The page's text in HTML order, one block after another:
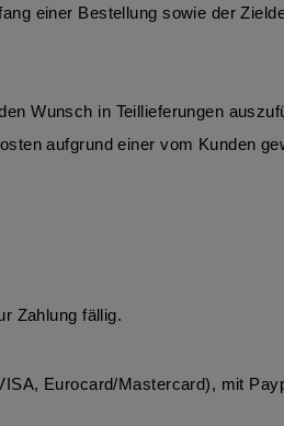
einer Bestellung sowie der
Wunsch in Teillieferungen
aufgrund einer vom Kunden
Zahlung fällig.
Eurocard/Mastercard), mit